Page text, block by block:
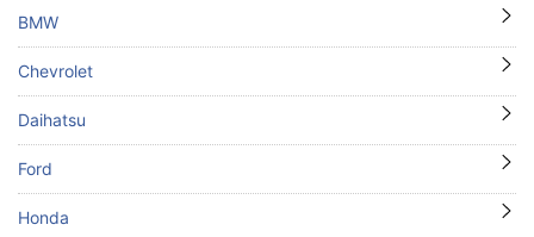
BMW
Chevrolet
Daihatsu
Ford
Honda